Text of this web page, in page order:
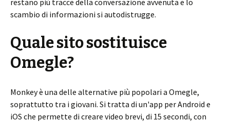
restano più tracce della conversazione avvenuta e lo
scambio di informazioni si autodistrugge.
Quale sito sostituisce
Omegle?
Monkey è una delle alternative più popolari a Omegle,
soprattutto tra i giovani. Si tratta di un'app per Android e
iOS che permette di creare video brevi, di 15 secondi, con